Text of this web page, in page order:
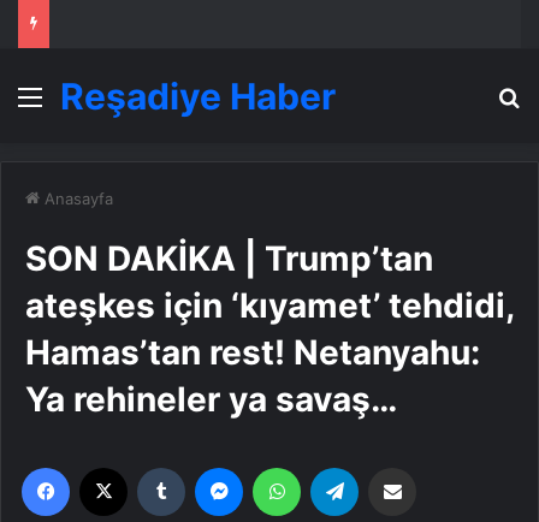
Menü
Reşadiye Haber
Anasayfa
SON DAKİKA | Trump’tan
ateşkes için ‘kıyamet’ tehdidi,
Hamas’tan rest! Netanyahu:
Ya rehineler ya savaş…
Facebook Tumblr MessengerWhatsApp